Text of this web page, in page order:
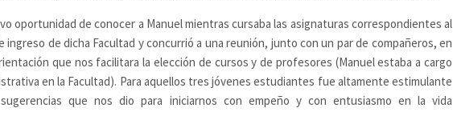
oportunidad de conocer a Manuel mientras cursaba las asignaturas correspondientes al
ingreso de dicha Facultad y concurrió a una reunión, junto con un par de compañeros, en
que nos facilitara la elección de cursos y de profesores (Manuel estaba a cargo
en la Facultad). Para aquellos tres jóvenes estudiantes fue altamente estimulante
que nos dio para iniciarnos con empeño y con entusiasmo en la vida